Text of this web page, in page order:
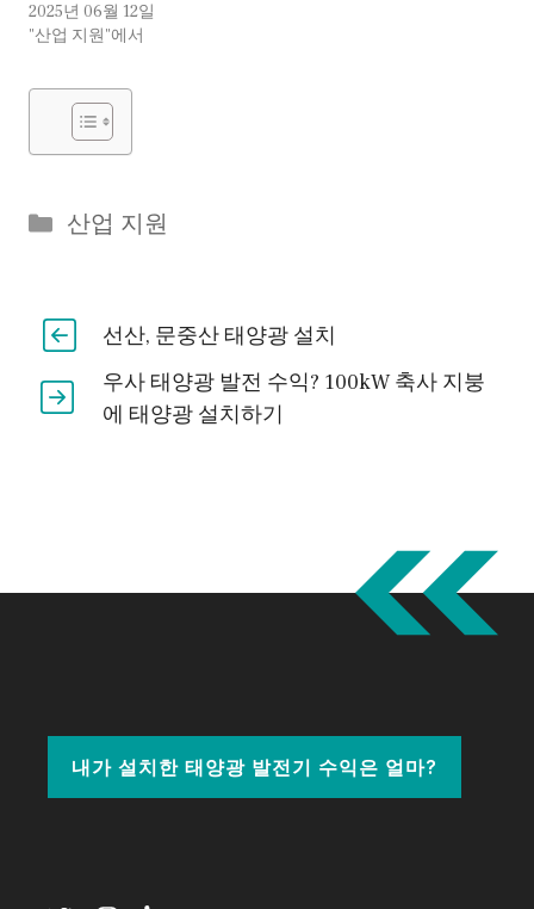
2025년 06월 12일
"산업 지원"에서
Categories
산업 지원
선산, 문중산 태양광 설치
우사 태양광 발전 수익? 100kW 축사 지붕
에 태양광 설치하기
내가 설치한 태양광 발전기 수익은 얼마?